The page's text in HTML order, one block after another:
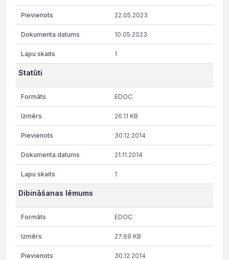
22.05.2023
10.05.2023
1
Statūti
EDOC
26.11 KB
30.12.2014
21.11.2014
1
Dibināšanas lēmums
EDOC
27.69 KB
30.12.2014